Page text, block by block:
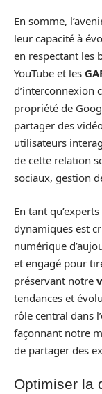
En somme,
leur capacité à
en respectant les
YouTube et les
d’interconnexion
propriété de
partager des
utilisateurs
de cette relation
sociaux, gestion
En tant
dynamiques est
numérique
et engagé pour
préservant notre
tendances et
rôle central dans
façonnant notre
de partager des
Optimiser la